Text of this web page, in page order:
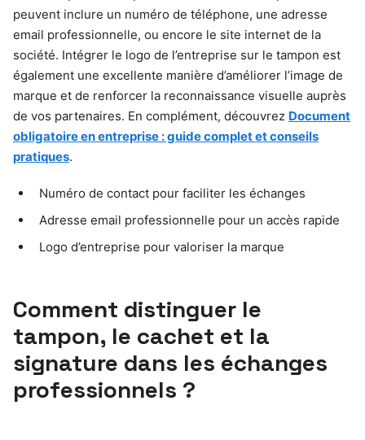
peuvent inclure un numéro de téléphone, une adresse
email professionnelle, ou encore le site internet de la
société. Intégrer le logo de l’entreprise sur le tampon est
également une excellente manière d’améliorer l’image de
marque et de renforcer la reconnaissance visuelle auprès
de vos partenaires. En complément, découvrez Document
obligatoire en entreprise : guide complet et conseils
pratiques.
Numéro de contact pour faciliter les échanges
Adresse email professionnelle pour un accès rapide
Logo d’entreprise pour valoriser la marque
Comment distinguer le
tampon, le cachet et la
signature dans les échanges
professionnels ?